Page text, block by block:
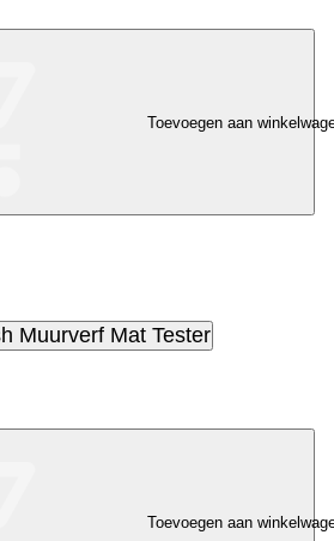
Toevoegen aan
Muurverf Mat Tester
Toevoegen aan